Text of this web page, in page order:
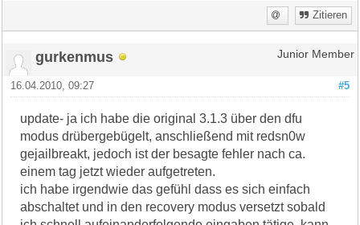
Zitieren
gurkenmus Junior Member
#5
16.04.2010, 09:27
update- ja ich habe die original 3.1.3 über den dfu
modus drübergebügelt, anschließend mit redsn0w
gejailbreakt, jedoch ist der besagte fehler nach ca.
einem tag jetzt wieder aufgetreten.
ich habe irgendwie das gefühl dass es sich einfach
abschaltet und in den recovery modus versetzt sobald